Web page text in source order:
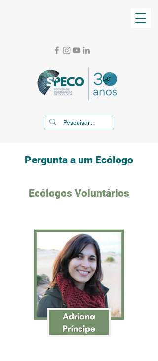
Pergunta a um Ecólogo
Ecólogos Voluntários